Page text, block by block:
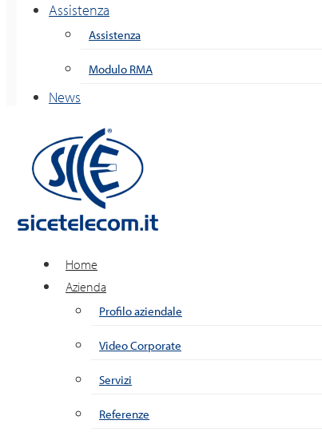
Assistenza
Assistenza
Modulo RMA
News
Home
Azienda
Profilo aziendale
Video Corporate
Servizi
Referenze